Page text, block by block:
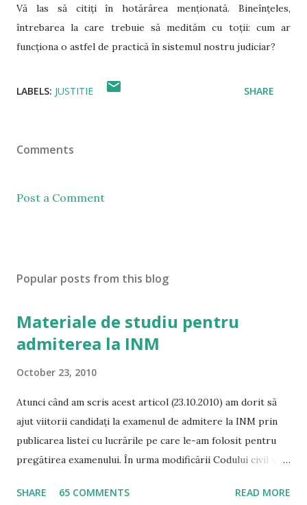
Vă las să citiți în hotărârea menționată. Bineînțeles,
întrebarea la care trebuie să medităm cu toții: cum ar
funcționa o astfel de practică în sistemul nostru judiciar?
LABELS: JUSTITIE SHARE
Comments
Post a Comment
Popular posts from this blog
Materiale de studiu pentru
admiterea la INM
October 23, 2010
Atunci când am scris acest articol (23.10.2010) am dorit să
ajut viitorii candidați la examenul de admitere la INM prin
publicarea listei cu lucrările pe care le-am folosit pentru
pregătirea examenului. În urma modificării Codului civil și a
noului Cod Penal și de Procedură Penală, tot mai multe
SHARE 65 COMMENTS READ MORE